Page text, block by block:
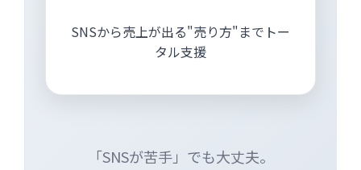
SNSから売上が出る"売り方"までトー
タル支援
「SNSが苦手」でも大丈夫。